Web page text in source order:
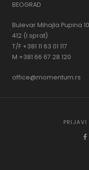
BEOGRAD
Bulevar Mihajla Pupina
412 (I sprat)
T/F +381 11 63 01 117
M +381 66 67 28 120
office@momentum.rs
PRIJAVI